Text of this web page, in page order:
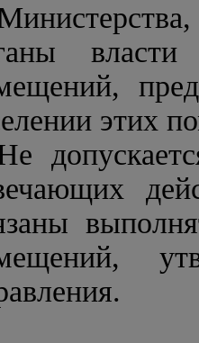
этих